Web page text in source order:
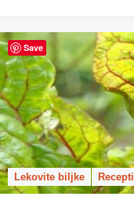
Lekovite biljke Recepti
Save